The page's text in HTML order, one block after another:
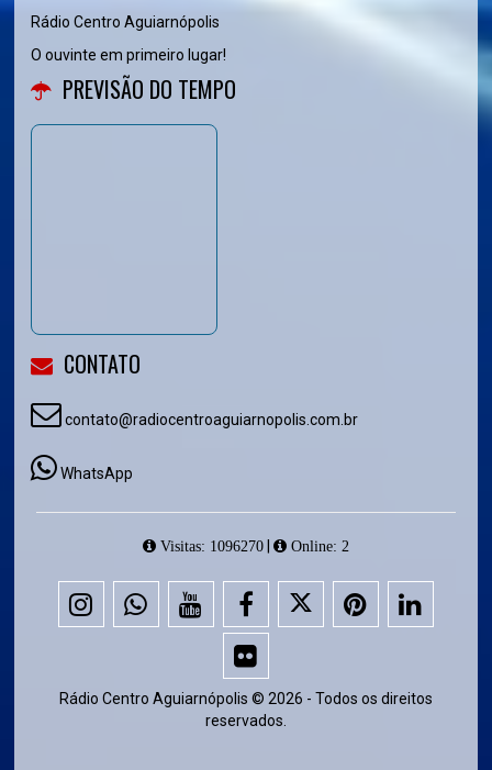
Rádio Centro Aguiarnópolis
O ouvinte em primeiro lugar!
PREVISÃO DO TEMPO
CONTATO
contato@radiocentroaguiarnopolis.com.br
WhatsApp
Visitas: 1096270| Online: 2
Rádio Centro Aguiarnópolis © 2026 - Todos os direitos
reservados.